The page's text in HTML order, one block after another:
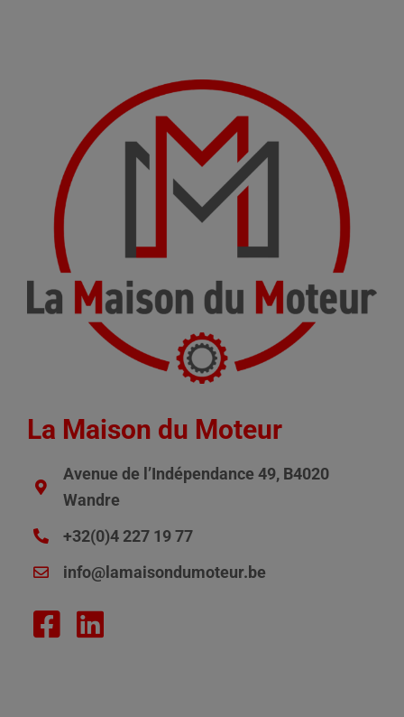
La Maison du Moteur
Avenue de l’Indépendance 49, B4020
Wandre
+32(0)4 227 19 77
info@lamaisondumoteur.be